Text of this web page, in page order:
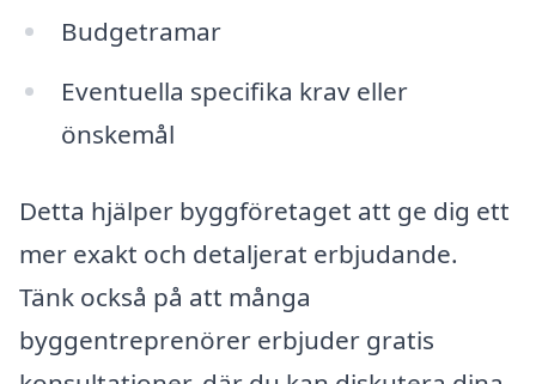
Budgetramar
Eventuella specifika krav eller
önskemål
Detta hjälper byggföretaget att ge dig ett
mer exakt och detaljerat erbjudande.
Tänk också på att många
byggentreprenörer erbjuder gratis